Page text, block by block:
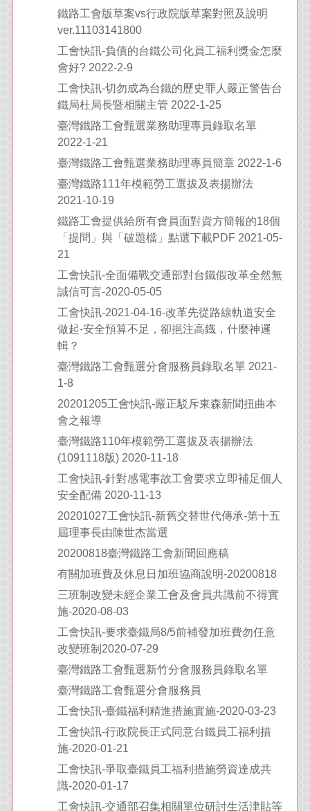
鐵路工會版草案vs行政院版草案對照及說明
ver.11103141800
工會快訊-負債的台鐵公司化員工福利獎金怎麼
會好? 2022-2-9
工會快訊-切勿成為台鐵的歷史罪人嚴正警告台
鐵局杜局長暨相關主管 2022-1-25
臺灣鐵路工會甄選業務助理專員錄取名單
2022-1-21
臺灣鐵路工會甄選業務助理專員簡章 2022-1-6
臺灣鐵路111年模範勞工選拔及表揚辦法
2021-10-19
鐵路工會提供給所有會員面對資方簡報的18個
「提問」與「破題檔」點選下載PDF 2021-05-
21
工會快訊-全面備戰交通部對台鐵假改革全然無
誠信可言-2020-05-05
工會快訊-2021-04-16-改革先從路線軌道安全
做起-安全預算不足，卻挹注高鐡，什麼神邏
輯？
臺灣鐵路工會甄選分會服務員錄取名單 2021-
1-8
20201205工會快訊-嚴正駁斥東森新聞扭曲本
會之報導
臺灣鐵路110年模範勞工選拔及表揚辦法
(1091118版) 2020-11-18
工會快訊-針對感電事故工會要求立即補足個人
安全配備 2020-11-13
20201027工會快訊-新舊交替世代傳承-第十五
屆理事長由陳世杰當選
20200818臺灣鐵路工會新聞回應稿
有關加班費及休息日加班協商說明-20200818
三班制改變未經企業工會及會員共識前不得實
施-2020-08-03
工會快訊-要求臺鐵局8/5前補發加班費勿任意
改變班制2020-07-29
臺灣鐵路工會 甄選新竹分會服務員 錄取名單
臺灣鐵路工會甄選分會服務員
工會快訊-臺鐵福利精進措施實施-2020-03-23
工會快訊-行政院長正式同意台鐵員工福利措
施-2020-01-21
工會快訊-爭取臺鐵員工福利措施勞資達成共
識-2020-01-17
工會快訊-交通部召集相關單位研討生活津貼等